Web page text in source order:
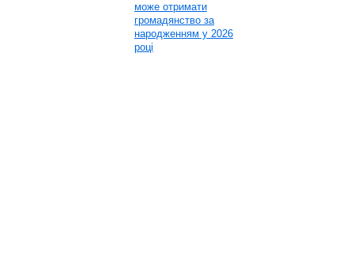
може отримати
громадянство за
народженням у 2026
році